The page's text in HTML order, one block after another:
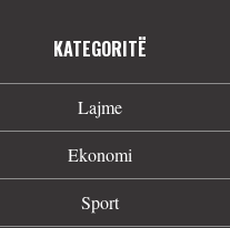
KATEGORITË
Lajme
Ekonomi
Sport